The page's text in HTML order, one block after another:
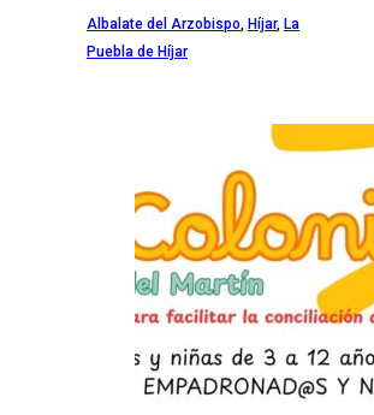
Albalate del Arzobispo, Híjar, La
Puebla de Híjar